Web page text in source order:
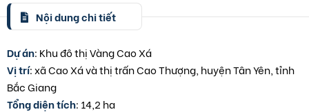
Nội dung chi tiết
Dự án: Khu đô thị Vàng Cao Xá
Vị trí: xã Cao Xá và thị trấn Cao Thượng, huyện Tân Yên, tỉnh
Bắc Giang
Tổng diện tích: 14,2 ha